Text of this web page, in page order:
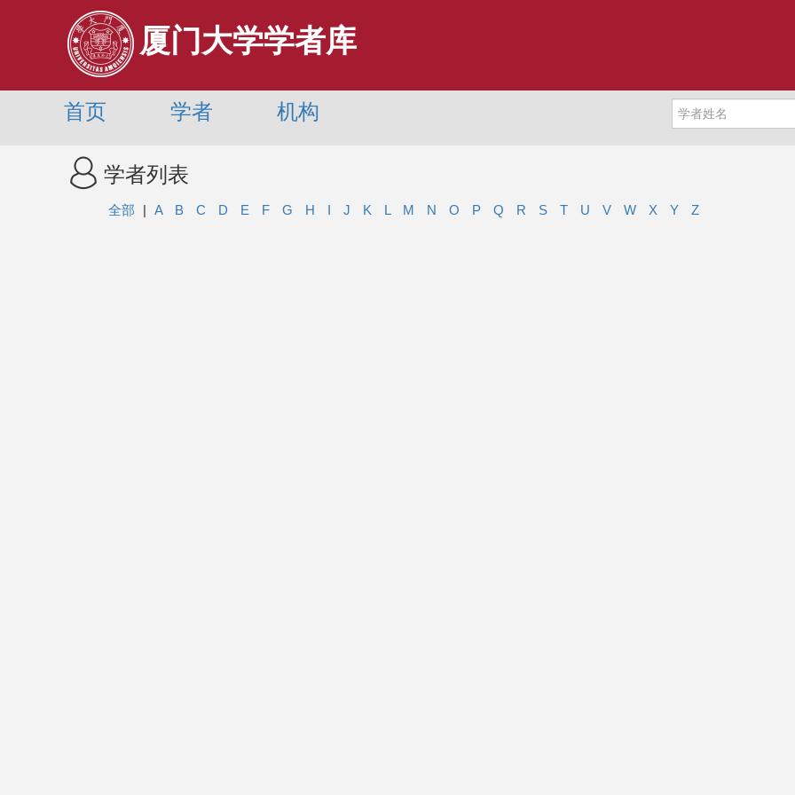
厦门大学学者库
首页 学者 机构
学者列表
全部 | A B C D E F G H I J K L M N O P Q R S T U V W X Y Z